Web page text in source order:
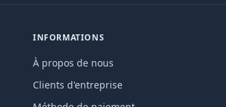
INFORMATIONS
À propos de nous
Clients d'entreprise